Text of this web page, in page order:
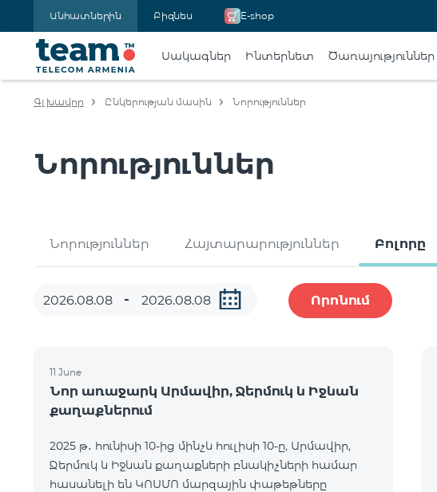
Անհատներին Բիզնես E-shop
Սակագներ Ինտերնետ Ծառայություններ
Գլխավոր Ընկերության մասին Նորություններ
Նորություններ
Նորություններ Հայտարարություններ Բոլորը
Որոնում
11 June
Նոր առաջարկ Արմավիր, Ջերմուկ և Իջևան
քաղաքներում
2025 թ․ հունիսի 10-ից մինչև հուլիսի 10-ը, Արմավիր,
Ջերմուկ և Իջևան քաղաքների բնակիչների համար
հասանելի են ԿՈՍՄՈ մարզային փաթեթները